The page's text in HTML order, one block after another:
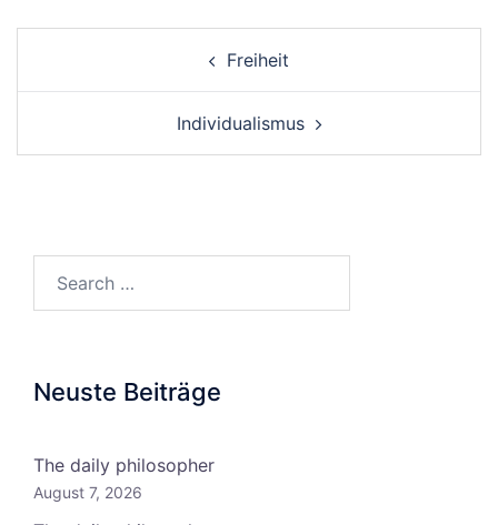
Freiheit
Individualismus
Neuste Beiträge
The daily philosopher
August 7, 2026